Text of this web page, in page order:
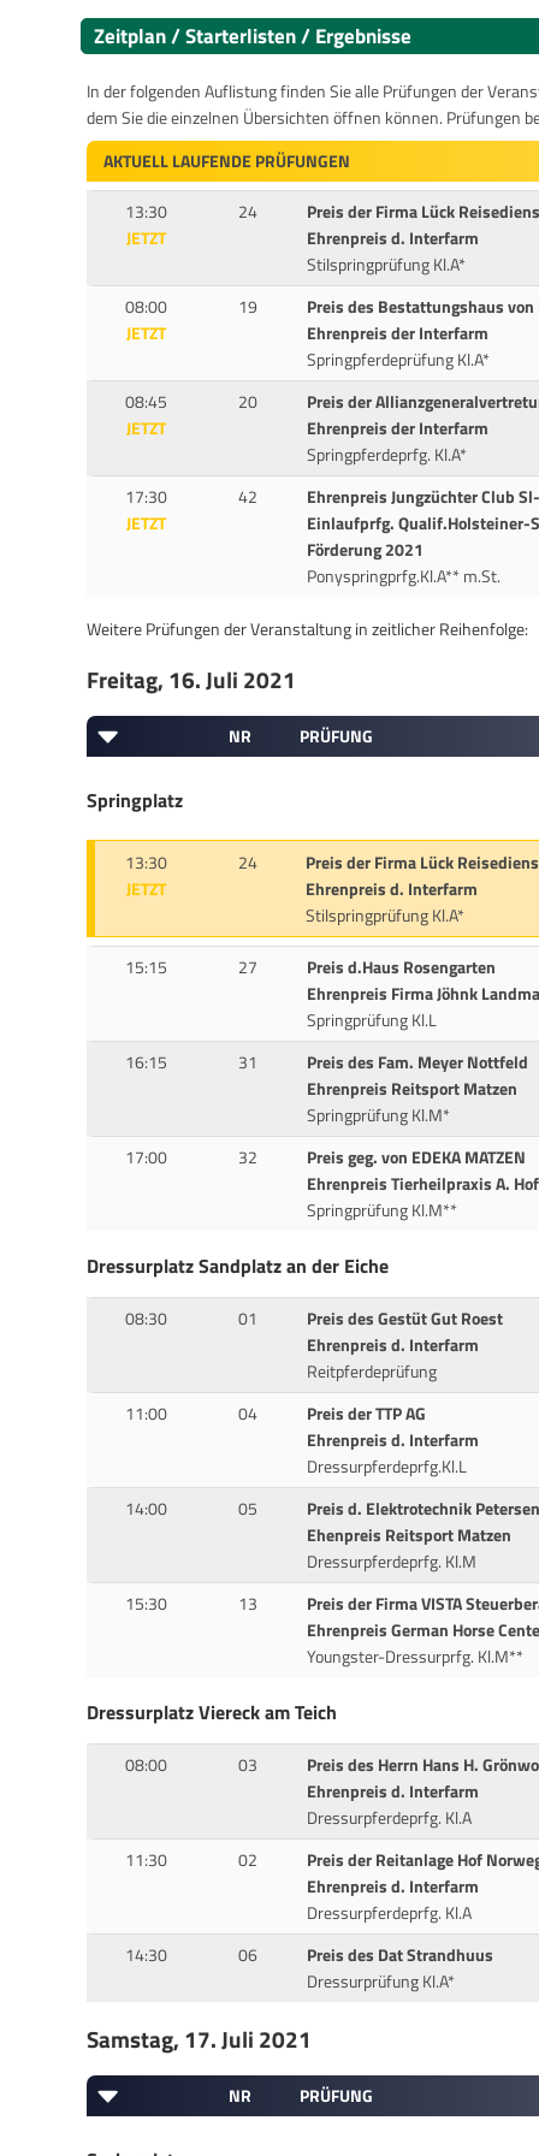
Zeitplan / Starterlisten / Ergebnisse
In der folgenden Auflistung finden Sie alle Prüfungen der
dem Sie die einzelnen Übersichten öffnen können. Prüfungen
AKTUELL LAUFENDE PRÜFUNGEN
13:30
JETZT
24
Preis der Firma Lück
Ehrenpreis d. Interfarm
Stilspringprüfung Kl.A*
08:00
JETZT
19
Preis des Bestattungshaus von
Ehrenpreis der Interfarm
Springpferdeprüfung Kl.A*
08:45
JETZT
20
Preis der
Ehrenpreis der Interfarm
Springpferdeprfg. Kl.A*
17:30
JETZT
42
Ehrenpreis Jungzüchter Club
Einlaufprfg. Qualif.Holsteiner-
Förderung 2021
Ponyspringprfg.Kl.A** m.St.
Weitere Prüfungen der Veranstaltung in zeitlicher Reihenfolge:
Freitag, 16. Juli 2021
NR PRÜFUNG
Springplatz
13:30
JETZT
24
Preis der Firma Lück
Ehrenpreis d. Interfarm
Stilspringprüfung Kl.A*
15:15 27
Preis d.Haus Rosengarten
Ehrenpreis Firma Jöhnk
Springprüfung Kl.L
16:15 31
Preis des Fam. Meyer Nottfeld
Ehrenpreis Reitsport Matzen
Springprüfung Kl.M*
17:00 32
Preis geg. von EDEKA MATZEN
Ehrenpreis Tierheilpraxis A.
Springprüfung Kl.M**
Dressurplatz Sandplatz an der Eiche
08:30 01
Preis des Gestüt Gut Roest
Ehrenpreis d. Interfarm
Reitpferdeprüfung
11:00 04
Preis der TTP AG
Ehrenpreis d. Interfarm
Dressurpferdeprfg.Kl.L
14:00 05
Preis d. Elektrotechnik
Ehenpreis Reitsport Matzen
Dressurpferdeprfg. Kl.M
15:30 13
Preis der Firma VISTA
Ehrenpreis German Horse
Youngster-Dressurprfg. Kl.M**
Dressurplatz Viereck am Teich
08:00 03
Preis des Herrn Hans H.
Ehrenpreis d. Interfarm
Dressurpferdeprfg. Kl.A
11:30 02
Preis der Reitanlage Hof
Ehrenpreis d. Interfarm
Dressurpferdeprfg. Kl.A
14:30 06
Preis des Dat Strandhuus
Dressurprüfung Kl.A*
Samstag, 17. Juli 2021
NR PRÜFUNG